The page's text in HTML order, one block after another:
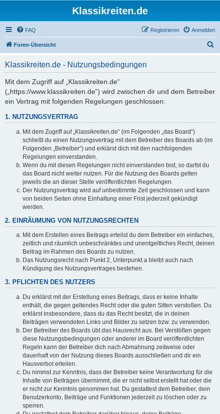
Klassikreiten.de
FAQ Anmelden
Registrieren
Foren-Übersicht
e
Klassikreiten.de - Nutzungsbedingungen
Mit dem Zugriff auf „Klassikreiten.de“
(„https://www.klassikreiten.de“) wird zwischen dir und dem Betreiber
ein Vertrag mit folgenden Regelungen geschlossen:
1. NUTZUNGSVERTRAG
Mit dem Zugriff auf „Klassikreiten.de“ (im Folgenden „das Board“)
schließt du einen Nutzungsvertrag mit dem Betreiber des Boards ab (im
Folgenden „Betreiber“) und erklärst dich mit den nachfolgenden
Regelungen einverstanden.
Wenn du mit diesen Regelungen nicht einverstanden bist, so darfst du
das Board nicht weiter nutzen. Für die Nutzung des Boards gelten
jeweils die an dieser Stelle veröffentlichten Regelungen.
Der Nutzungsvertrag wird auf unbestimmte Zeit geschlossen und kann
von beiden Seiten ohne Einhaltung einer Frist jederzeit gekündigt
werden.
2. EINRÄUMUNG VON NUTZUNGSRECHTEN
Mit dem Erstellen eines Beitrags erteilst du dem Betreiber ein einfaches,
zeitlich und räumlich unbeschränktes und unentgeltliches Recht, deinen
Beitrag im Rahmen des Boards zu nutzen.
Das Nutzungsrecht nach Punkt 2, Unterpunkt a bleibt auch nach
Kündigung des Nutzungsvertrages bestehen.
3. PFLICHTEN DES NUTZERS
Du erklärst mit der Erstellung eines Beitrags, dass er keine Inhalte
enthält, die gegen geltendes Recht oder die guten Sitten verstoßen. Du
erklärst insbesondere, dass du das Recht besitzt, die in deinen
Beiträgen verwendeten Links und Bilder zu setzen bzw. zu verwenden.
Der Betreiber des Boards übt das Hausrecht aus. Bei Verstößen gegen
diese Nutzungsbedingungen oder anderer im Board veröffentlichten
Regeln kann der Betreiber dich nach Abmahnung zeitweise oder
dauerhaft von der Nutzung dieses Boards ausschließen und dir ein
Hausverbot erteilen.
Du nimmst zur Kenntnis, dass der Betreiber keine Verantwortung für die
Inhalte von Beiträgen übernimmt, die er nicht selbst erstellt hat oder die
er nicht zur Kenntnis genommen hat. Du gestattest dem Betreiber, dein
Benutzerkonto, Beiträge und Funktionen jederzeit zu löschen oder zu
sperren.